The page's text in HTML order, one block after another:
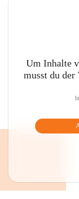
Um Inhalte
musst du der